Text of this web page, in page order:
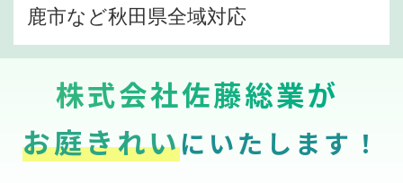
鹿市など秋田県全域対応
株式会社佐藤総業が
お庭きれいにいたします！